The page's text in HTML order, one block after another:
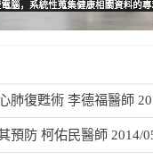
肺復甦術 李德福醫師
預防 柯佑民醫師 2014/